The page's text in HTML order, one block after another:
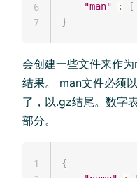
"man"
: [
}
6
7
会创建一些文件来作
结果。 man文件必须
了，以.gz结尾。数字
部分。
{
1